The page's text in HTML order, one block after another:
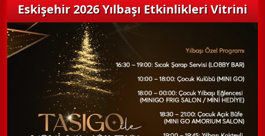
Eskişehir 2026 Yılbaşı Etkinlikleri Vitrini